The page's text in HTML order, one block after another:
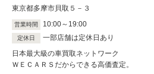
東京都多摩市貝取５－３
営業時間 10:00～ 19:00
定休日
一部店舗は定休日あり
日本最大級の車買取ネットワーク
ＷＥＣＡＲＳだからできる高価査定。